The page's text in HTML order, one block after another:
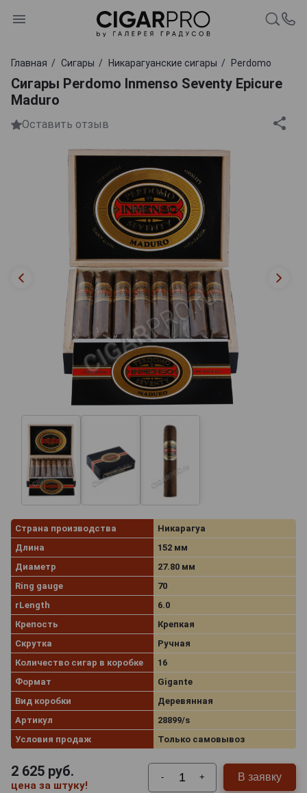
Главная Сигары Никарагуанские сигары Perdomo
Сигары Perdomo Inmenso Seventy Epicure
Maduro
Оставить отзыв
Страна производства
Никарагуа
Длина
152 мм
Диаметр
27.80 мм
Ring gauge
70
rLength
6.0
Крепость
Крепкая
Скрутка
Ручная
Количество сигар в коробке
16
Формат
Gigante
Вид коробки
Деревянная
Артикул
28899/s
Условия продаж
Только самовывоз
2 625 руб.
цена за штуку!
- + В заявку